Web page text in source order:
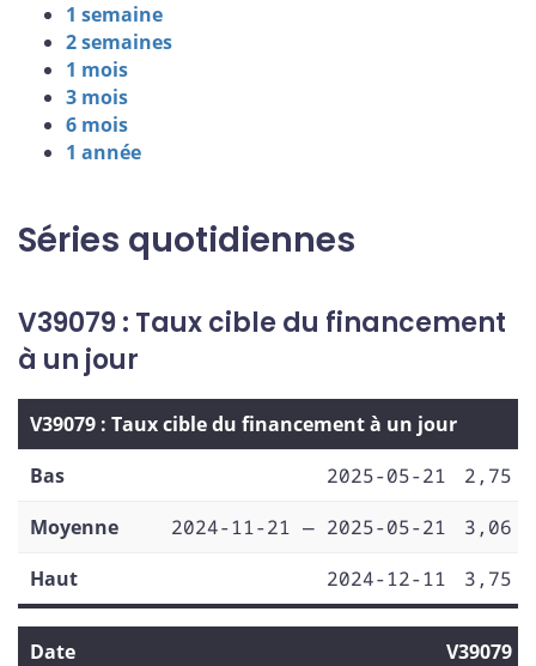
1 semaine
2 semaines
1 mois
3 mois
6 mois
1 année
Séries quotidiennes
V39079 : Taux cible du financement
à un jour
V39079 : Taux cible du financement à un jour
Bas
2025-05-21
2,75
Moyenne
2024-11-21 — 2025-05-21
3,06
Haut
2024-12-11 3,75
Date
V39079